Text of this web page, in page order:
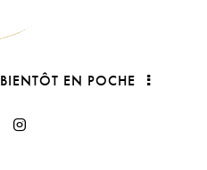
BIENTÔT EN POCHE